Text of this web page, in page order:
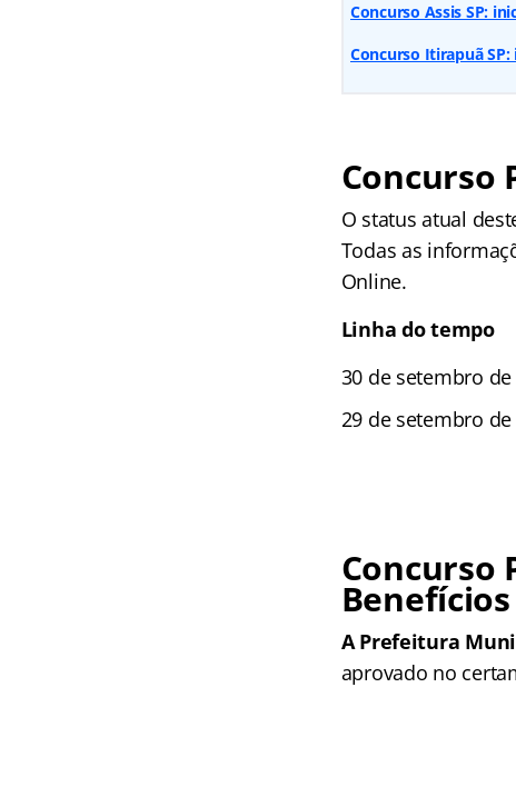
Concurso Assis SP:
Concurso Itirapuã SP:
Concurso
O status atual
Todas as
Online.
Linha do tempo
30 de setembro
29 de setembro
Concurso
Benefícios
A Prefeitura
aprovado no